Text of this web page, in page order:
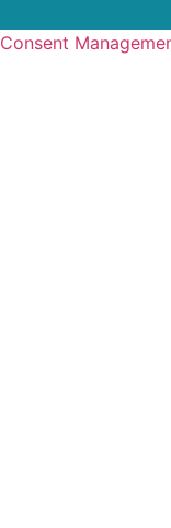
Consent